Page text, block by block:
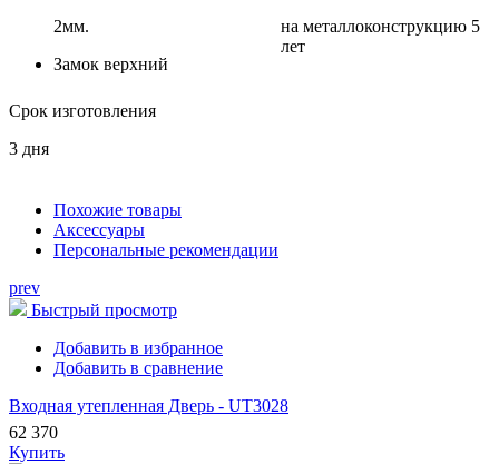
2мм.
Замок верхний
на металлоконструкцию 5
лет
Срок изготовления
3 дня
Похожие товары
Аксессуары
Персональные рекомендации
prev
Быстрый просмотр
Добавить в избранное
Добавить в сравнение
Входная утепленная Дверь - UT3028
62 370
Купить